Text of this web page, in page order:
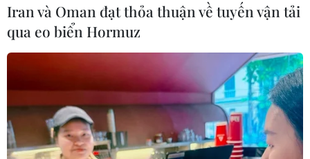
Iran và Oman đạt thỏa thuận về tuyến vận tải
qua eo biển Hormuz